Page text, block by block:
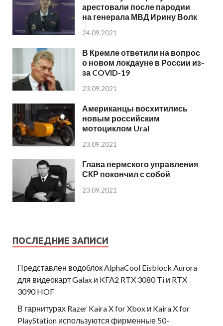
арестовали после пародии
на генерала МВД Ирину Волк
24.09.2021
В Кремле ответили на вопрос
о новом локдауне в России из-
за COVID-19
23.09.2021
Американцы восхитились
новым российским
мотоциклом Ural
23.09.2021
Глава пермского управления
СКР покончил с собой
23.09.2021
ПОСЛЕДНИЕ ЗАПИСИ
Представлен водоблок AlphaCool Eisblock Aurora
для видеокарт Galax и KFA2 RTX 3080 Ti и RTX
3090 HOF
В гарнитурах Razer Kaira X for Xbox и Kaira X for
PlayStation используются фирменные 50-